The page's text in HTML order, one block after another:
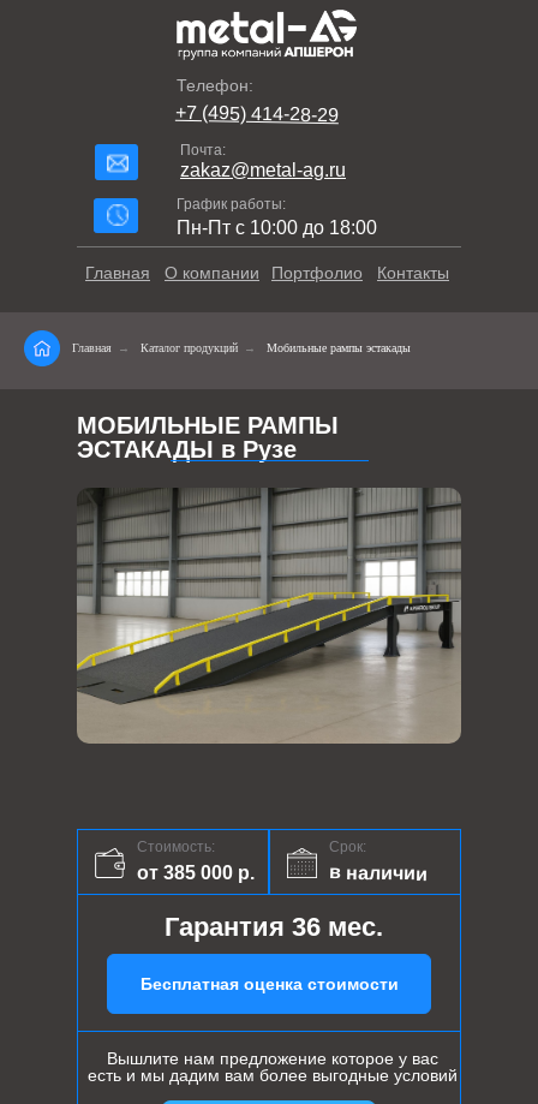
Телефон:
+7 (495) 414-28-29
Почта:
zakaz@metal-ag.ru
График работы:
Пн-Пт с 10:00 до 18:00
Контакты
Портфолио
О компании
Главная
Главная → Каталог продукций → Мобильные рампы эстакады
МОБИЛЬНЫЕ РАМПЫ
ЭСТАКАДЫ в Рузе
Срок:
в наличии
Стоимость:
от 385 000 р.
Гарантия 36 мес.
Бесплатная оценка стоимости
Вышлите нам предложение которое у вас
есть и мы дадим вам более выгодные условий